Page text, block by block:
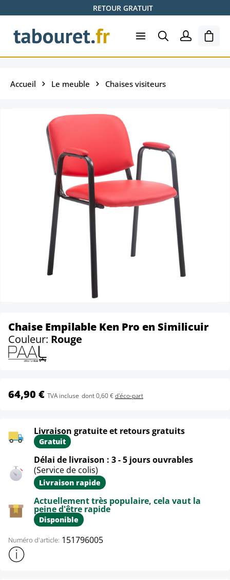
Passer au contenu principalRETOUR GRATUIT
Le
Accueil Le meuble Chaises visiteurs
Chaise Empilable Ken Pro en Similicuir
Couleur: Rouge
64,90 € TVA incluse dont 0,60 €d'éco-part
Livraison gratuite et retours gratuits
Gratuit
Délai de livraison : 3 - 5 jours ouvrables
(Service de colis)
Livraison rapide
Actuellement très populaire, cela vaut la
peine d'être rapide
Disponible
Numéro d'article: 151796005
Afficher plus d'informations sur le produit